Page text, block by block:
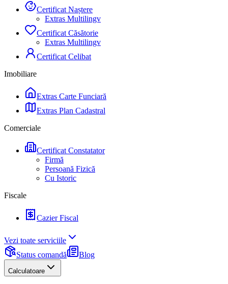
Certificat Naștere
Extras Multilingv
Certificat Căsătorie
Extras Multilingv
Certificat Celibat
Imobiliare
Extras Carte Funciară
Extras Plan Cadastral
Comerciale
Certificat Constatator
Firmă
Persoană Fizică
Cu Istoric
Fiscale
Cazier Fiscal
Vezi toate serviciile
Status comandă
Blog
Calculatoare